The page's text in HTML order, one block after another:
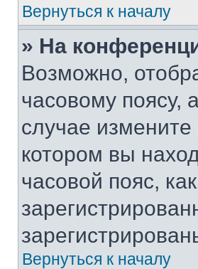
Вернуться к началу
» На
Возможно,
часовому поясу,
случае измените
котором вы
часовой пояс,
Вернуться к началу